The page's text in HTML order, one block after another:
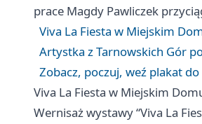
prace Magdy Pawliczek
Viva La Fiesta w Miejskim
Artystka z Tarnowskich Gór
Zobacz, poczuj, weź plakat
Viva La Fiesta w Miejskim
Wernisaż wystawy “Viva La